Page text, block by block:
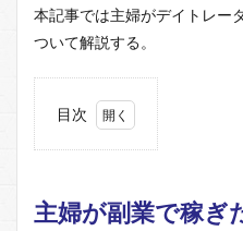
本記事では主婦がデイトレー
ついて解説する。
目次
業で
稼ぎ
主婦が副業で稼ぎ